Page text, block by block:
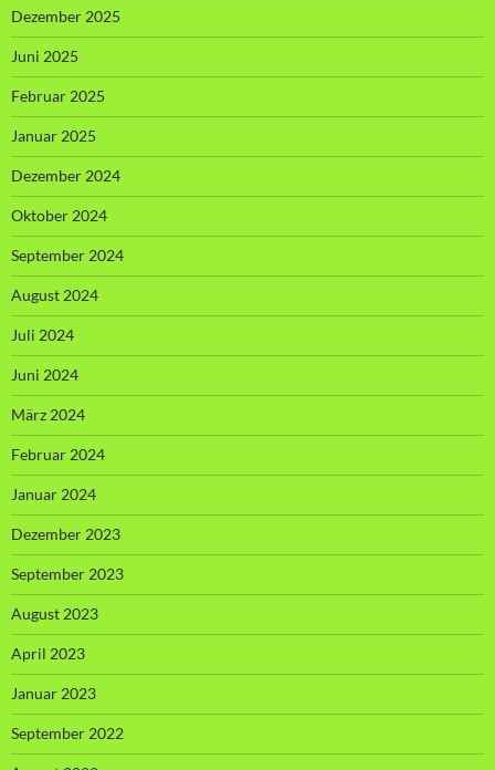
Dezember 2025
Juni 2025
Februar 2025
Januar 2025
Dezember 2024
Oktober 2024
September 2024
August 2024
Juli 2024
Juni 2024
März 2024
Februar 2024
Januar 2024
Dezember 2023
September 2023
August 2023
April 2023
Januar 2023
September 2022